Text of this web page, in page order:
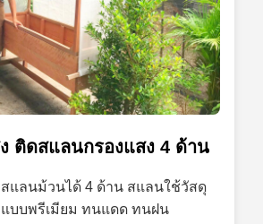
ติดสแลนกรองแสง 4 ด้าน
แลนม้วนได้ 4 ด้าน สแลนใช้วัสดุ
แบบพรีเมียม ทนแดด ทนฝน